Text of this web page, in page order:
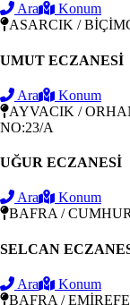
Ara
Konum
ASARCIK /
UMUT ECZANESİ
Ara
Konum
AYVACIK /
NO:23/A
UĞUR ECZANESİ
Ara
Konum
BAFRA /
SELCAN
Ara
Konum
BAFRA /